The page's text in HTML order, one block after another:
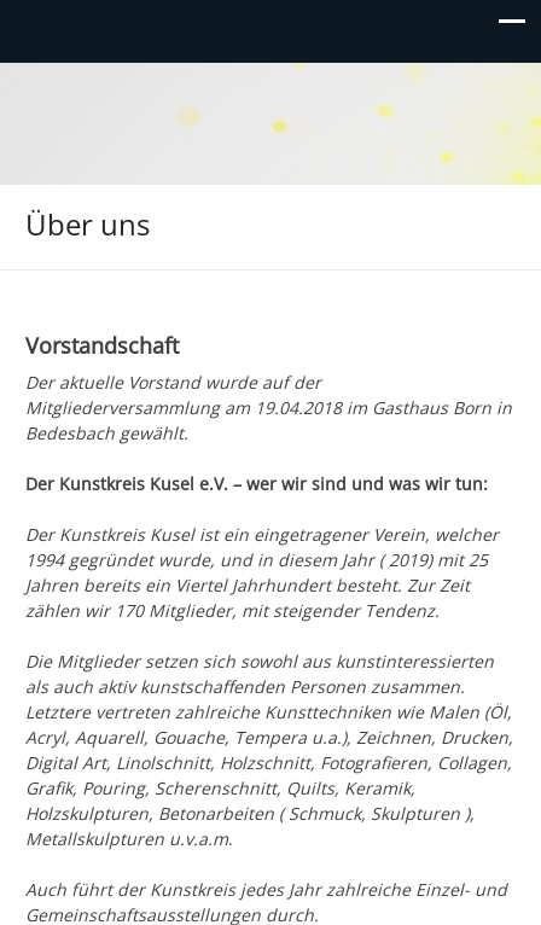
Über uns
Vorstandschaft
Der aktuelle Vorstand wurde auf der
Mitgliederversammlung am 19.04.2018 im Gasthaus Born in
Bedesbach gewählt.
Der Kunstkreis Kusel e.V. – wer wir sind und was wir tun:
Der Kunstkreis Kusel ist ein eingetragener Verein, welcher
1994 gegründet wurde, und in diesem Jahr ( 2019) mit 25
Jahren bereits ein Viertel Jahrhundert besteht. Zur Zeit
zählen wir 170 Mitglieder, mit steigender Tendenz.
Die Mitglieder setzen sich sowohl aus kunstinteressierten
als auch aktiv kunstschaffenden Personen zusammen.
Letztere vertreten zahlreiche Kunsttechniken wie Malen (Öl,
Acryl, Aquarell, Gouache, Tempera u.a.), Zeichnen, Drucken,
Digital Art, Linolschnitt, Holzschnitt, Fotografieren, Collagen,
Grafik, Pouring, Scherenschnitt, Quilts, Keramik,
Holzskulpturen, Betonarbeiten ( Schmuck, Skulpturen ),
Metallskulpturen u.v.a.m.
Auch führt der Kunstkreis jedes Jahr zahlreiche Einzel- und
Gemeinschaftsausstellungen durch.